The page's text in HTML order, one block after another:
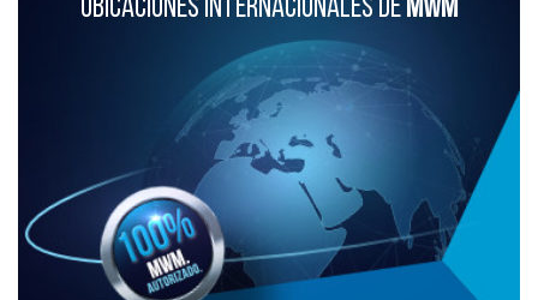
UBICACIONES INTERNACIONALES DEMWM